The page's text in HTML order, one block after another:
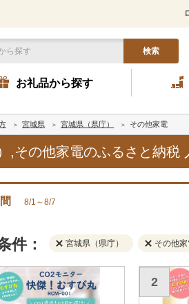
検索
お礼品から探す
宮城県 宮城県（県庁） その他家電
,その他家電のふるさと納税
8/1～8/7
件： 宮城県（県庁） その他
2